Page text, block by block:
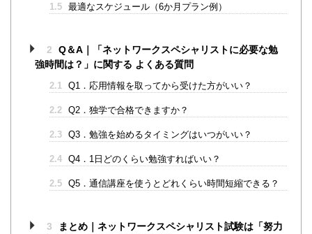
1.5 最適なスケジュール（6か月プラン例）
2
Q＆A｜「ネットワークスペシャリストに必要な勉
強時間は？」に関する よくある質問
2.1 Q1．応用情報を取ってから受けた方がいい？
2.2 Q2．独学で合格できますか？
2.3 Q3．勉強を始めるタイミングはいつがいい？
2.4 Q4．1日どのくらい勉強すればいい？
2.5 Q5．通信講座を使うとどれくらい時間短縮できる？
3
まとめ｜ネットワークスペシャリスト試験は「努力